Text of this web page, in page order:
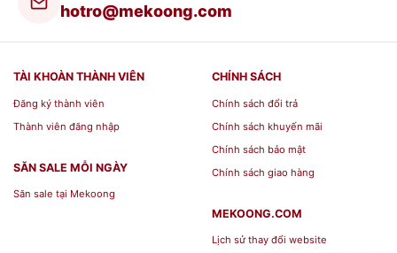
hotro@mekoong.com
TÀI KHOÀN THÀNH VIÊN
Đăng ký thành viên
Thành viên đăng nhập
SĂN SALE MỖI NGÀY
Săn sale tại Mekoong
CHÍNH SÁCH
Chính sách đổi trả
Chính sách khuyến mãi
Chính sách bảo mật
Chính sách giao hàng
MEKOONG.COM
Lịch sử thay đổi website